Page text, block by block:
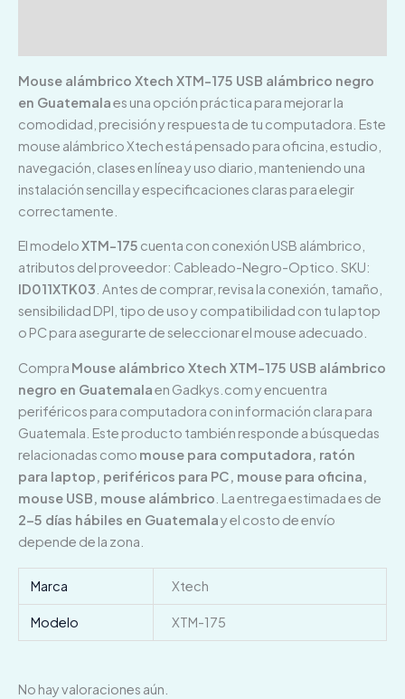
Mouse alámbrico Xtech XTM-175 USB alámbrico negro
en Guatemalaes una opción práctica para mejorar la
comodidad, precisión y respuesta de tu computadora. Este
mouse alámbrico Xtech está pensado para oficina, estudio,
navegación, clases en línea y uso diario, manteniendo una
instalación sencilla y especificaciones claras para elegir
correctamente.
El modeloXTM-175 cuenta con conexión USB alámbrico,
atributos del proveedor: Cableado-Negro-Optico. SKU:
ID011XTK03 . Antes de comprar, revisa la conexión, tamaño,
sensibilidad DPI, tipo de uso y compatibilidad con tu laptop
o PC para asegurarte de seleccionar el mouse adecuado.
Compra Mouse alámbrico Xtech XTM-175 USB alámbrico
negro en Guatemalaen Gadkys.com y encuentra
periféricos para computadora con información clara para
Guatemala. Este producto también responde a búsquedas
relacionadas como mouse para computadora, ratón
para laptop, periféricos para PC, mouse para oficina,
mouse USB, mouse alámbrico . La entrega estimada es de
2–5 días hábiles en Guatemalay el costo de envío
depende de la zona.
Marca Xtech
Modelo XTM-175
No hay valoraciones aún.